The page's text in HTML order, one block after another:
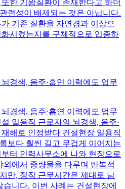
한 기왕질환이 존재한다고 하더
련성이 배제되는 것은 아닙니다.
기존 질환을 자연경과 이상으
시켰는지를 구체적으로 입증하
경색, 음주·흡연 이력에도 업무
경색, 음주·흡연 이력에도 업무
일용직 근로자의 뇌경색, 음주·
해로 인정받다 건설현장 일용직
보다 훨씬 길고 무겁게 이어지는
터 인력사무소에 나와 현장으로
외에서 중량물을 다루며 반복적
만, 정작 근무시간은 제대로 남
니다. 이번 사례는 건설현장에